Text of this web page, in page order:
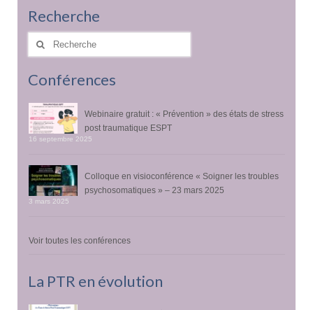
Recherche
Rechercher
Conférences
Webinaire gratuit : « Prévention » des états de stress
post traumatique ESPT
16 septembre 2025
Colloque en visioconférence « Soigner les troubles
psychosomatiques » – 23 mars 2025
3 mars 2025
Voir toutes les conférences
La PTR en évolution